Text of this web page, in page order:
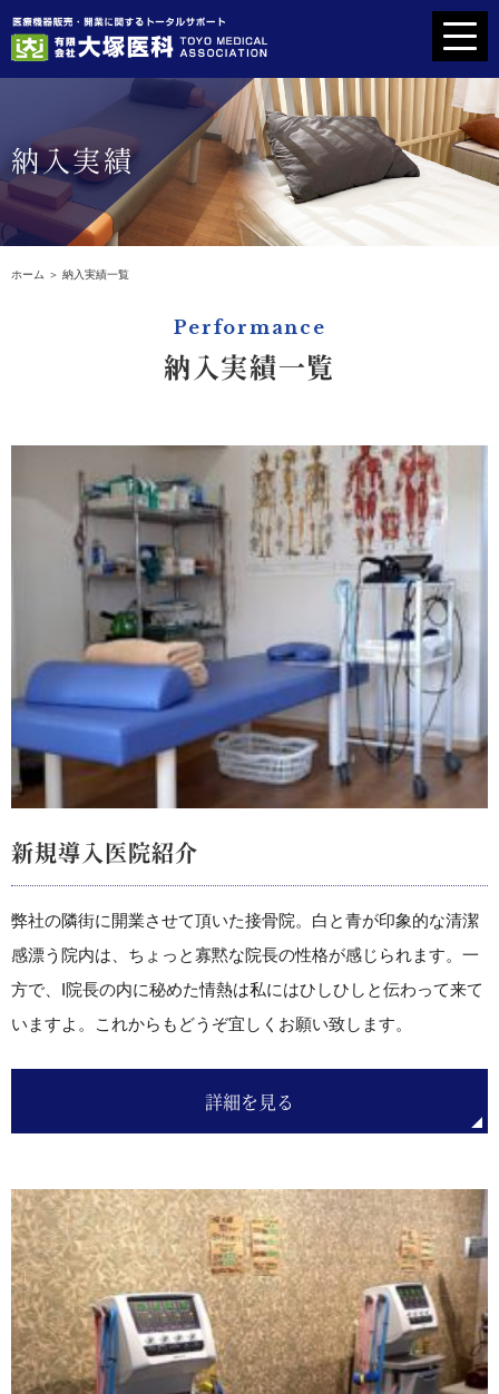
納入実績
ホーム ＞ 納入実績一覧
Performance
納入実績一覧
新規導入医院紹介
弊社の隣街に開業させて頂いた接骨院。白と青が印象的な清潔
感漂う院内は、ちょっと寡黙な院長の性格が感じられます。一
方で、I院長の内に秘めた情熱は私にはひしひしと伝わって来て
いますよ。これからもどうぞ宜しくお願い致します。
詳細を見る
ホーム
代表挨拶
取扱機器
会社案内